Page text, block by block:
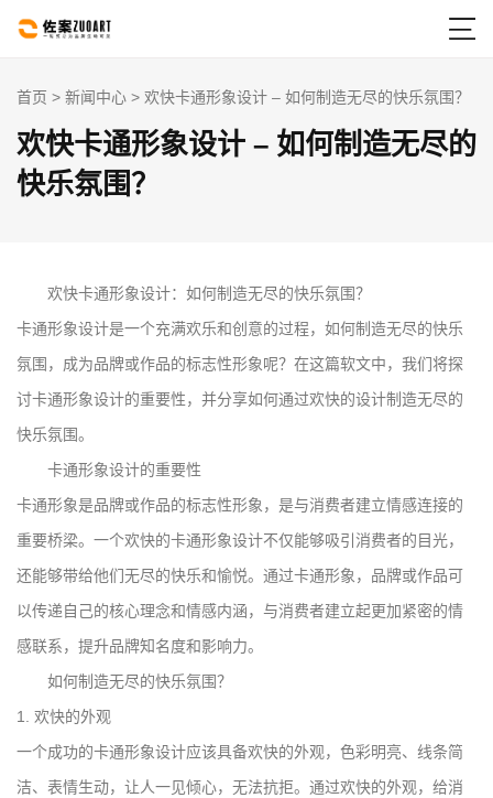

首页 > 新闻中心 > 欢快卡通形象设计 – 如何制造无尽的快乐氛围？
欢快卡通形象设计 – 如何制造无尽的
快乐氛围？
欢快卡通形象设计：如何制造无尽的快乐氛围？
卡通形象设计是一个充满欢乐和创意的过程，如何制造无尽的快乐
氛围，成为品牌或作品的标志性形象呢？在这篇软文中，我们将探
讨卡通形象设计的重要性，并分享如何通过欢快的设计制造无尽的
快乐氛围。
卡通形象设计的重要性
卡通形象是品牌或作品的标志性形象，是与消费者建立情感连接的
重要桥梁。一个欢快的卡通形象设计不仅能够吸引消费者的目光，
还能够带给他们无尽的快乐和愉悦。通过卡通形象，品牌或作品可
以传递自己的核心理念和情感内涵，与消费者建立起更加紧密的情
感联系，提升品牌知名度和影响力。
如何制造无尽的快乐氛围？
1. 欢快的外观
一个成功的卡通形象设计应该具备欢快的外观，色彩明亮、线条简
洁、表情生动，让人一见倾心，无法抗拒。通过欢快的外观，给消